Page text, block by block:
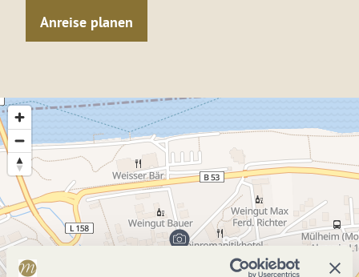
Anreise planen